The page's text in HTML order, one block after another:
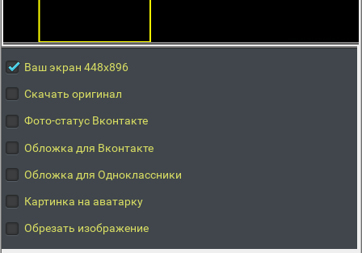
Ваш экран 448x896
Скачать оригинал
Фото-статус Вконтакте
Обложка для Вконтакте
Обложка для Одноклассники
Картинка на аватарку
Обрезать изображение